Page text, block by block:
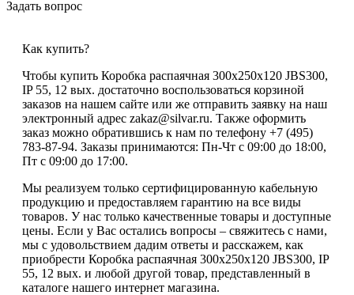
Задать вопрос
Как купить?
Чтобы купить Коробка распаячная 300х250х120 JBS300,
IP 55, 12 вых. достаточно воспользоваться корзиной
заказов на нашем сайте или же отправить заявку на наш
электронный адрес zakaz@silvar.ru. Также оформить
заказ можно обратившись к нам по телефону +7 (495)
783-87-94. Заказы принимаются: Пн-Чт с 09:00 до 18:00,
Пт с 09:00 до 17:00.
Мы реализуем только сертифицированную кабельную
продукцию и предоставляем гарантию на все виды
товаров. У нас только качественные товары и доступные
цены. Если у Вас остались вопросы – свяжитесь с нами,
мы с удовольствием дадим ответы и расскажем, как
приобрести Коробка распаячная 300х250х120 JBS300, IP
55, 12 вых. и любой другой товар, представленный в
каталоге нашего интернет магазина.